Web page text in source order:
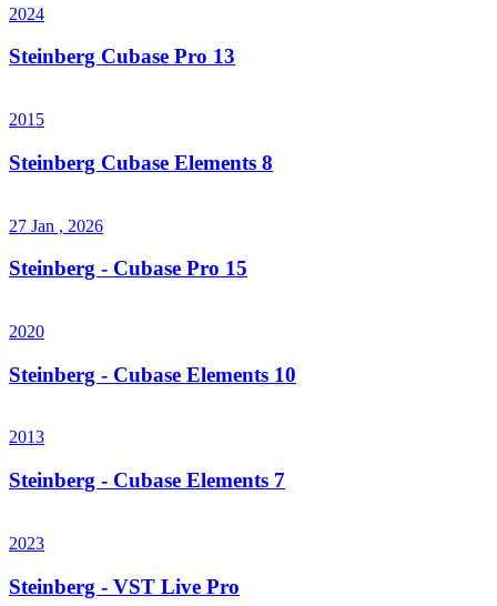
2024
Steinberg Cubase Pro 13
2015
Steinberg Cubase Elements 8
27 Jan , 2026
Steinberg - Cubase Pro 15
2020
Steinberg - Cubase Elements 10
2013
Steinberg - Cubase Elements 7
2023
Steinberg - VST Live Pro